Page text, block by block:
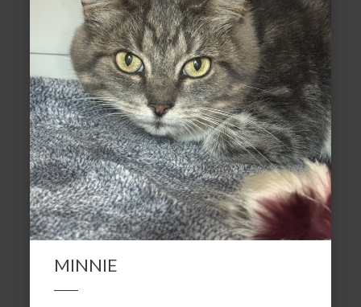
MINNIE